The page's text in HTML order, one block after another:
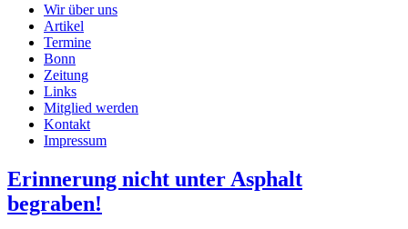
Wir über uns
Artikel
Termine
Bonn
Zeitung
Links
Mitglied werden
Kontakt
Impressum
Erinnerung nicht unter Asphalt
begraben!